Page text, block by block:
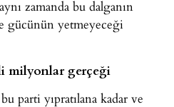
zamanda bu dalganın
gücünün yetmeyeceği
milyonlar gerçeği
parti yıpratılana kadar ve